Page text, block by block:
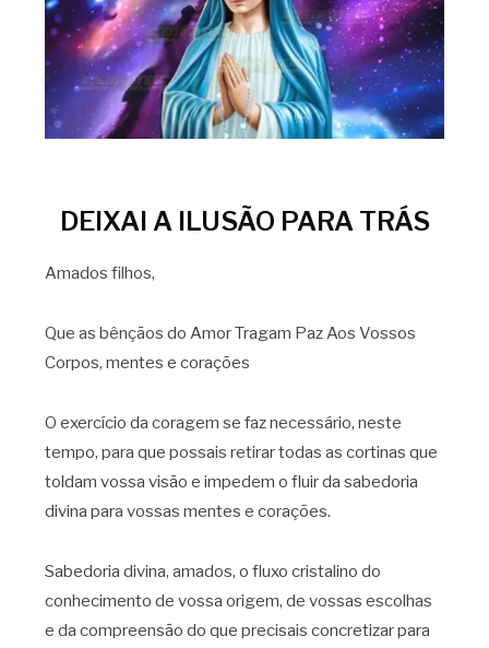
DEIXAI A ILUSÃO PARA TRÁS
Amados filhos,
Que as bênçãos do Amor Tragam Paz Aos Vossos
Corpos, mentes e corações
O exercício da coragem se faz necessário, neste
tempo, para que possais retirar todas as cortinas que
toldam vossa visão e impedem o fluir da sabedoria
divina para vossas mentes e corações.
Sabedoria divina, amados, o fluxo cristalino do
conhecimento de vossa origem, de vossas escolhas
e da compreensão do que precisais concretizar para